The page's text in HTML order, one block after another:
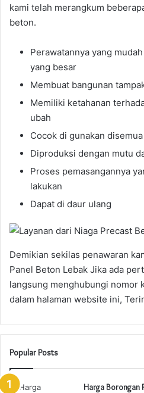
kami telah merangkum
beton.
Perawatannya yang
yang besar
Membuat bangunan
Memiliki ketahanan
ubah
Cocok di gunakan
Diproduksi dengan mutu
Proses pemasangannya
lakukan
Dapat di daur ulang
Demikian sekilas penawaran
Panel Beton Lebak Jika ada
langsung menghubungi nomor
dalam halaman website ini,
Popular Posts
Harga Borongan